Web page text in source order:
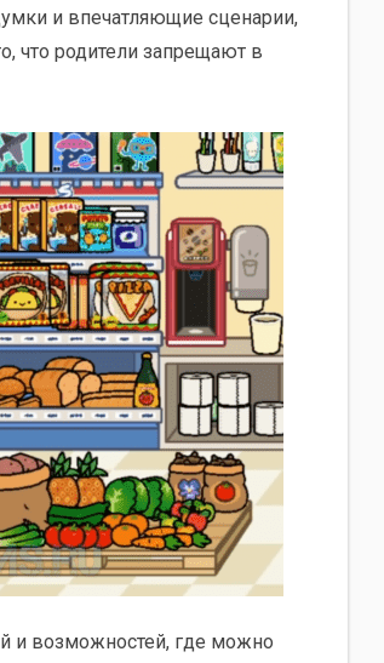
и впечатляющие сценарии,
что родители запрещают в
и возможностей, где можно